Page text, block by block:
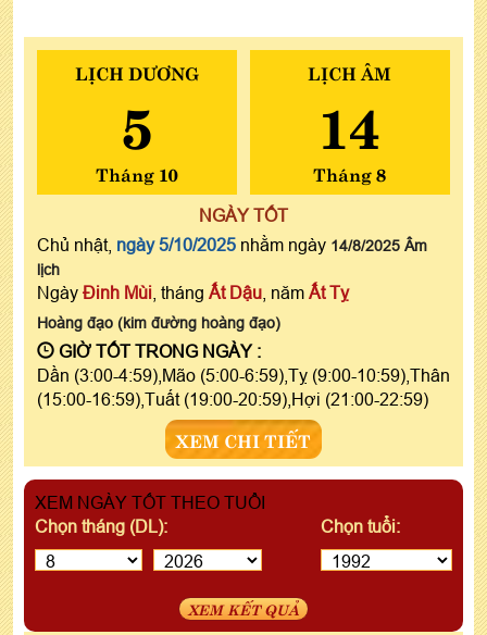
LỊCH DƯƠNG
5
Tháng 10
LỊCH ÂM
14
Tháng 8
NGÀY TỐT
Chủ nhật, ngày 5/10/2025 nhằm ngày 14/8/2025 Âm
lịch
Ngày Đinh Mùi , tháng Ất Dậu , năm Ất Tỵ
Hoàng đạo (kim đường hoàng đạo)
GIỜ TỐT TRONG NGÀY :
Dần (3:00-4:59),Mão (5:00-6:59),Tỵ (9:00-10:59),Thân
(15:00-16:59),Tuất (19:00-20:59),Hợi (21:00-22:59)
XEM CHI TIẾT
XEM NGÀY TỐT THEO TUỔI
Chọn tháng (DL):
Chọn tuổi:
XEM KẾT QUẢ